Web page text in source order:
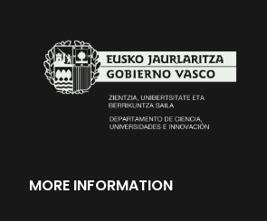
MORE INFORMATION